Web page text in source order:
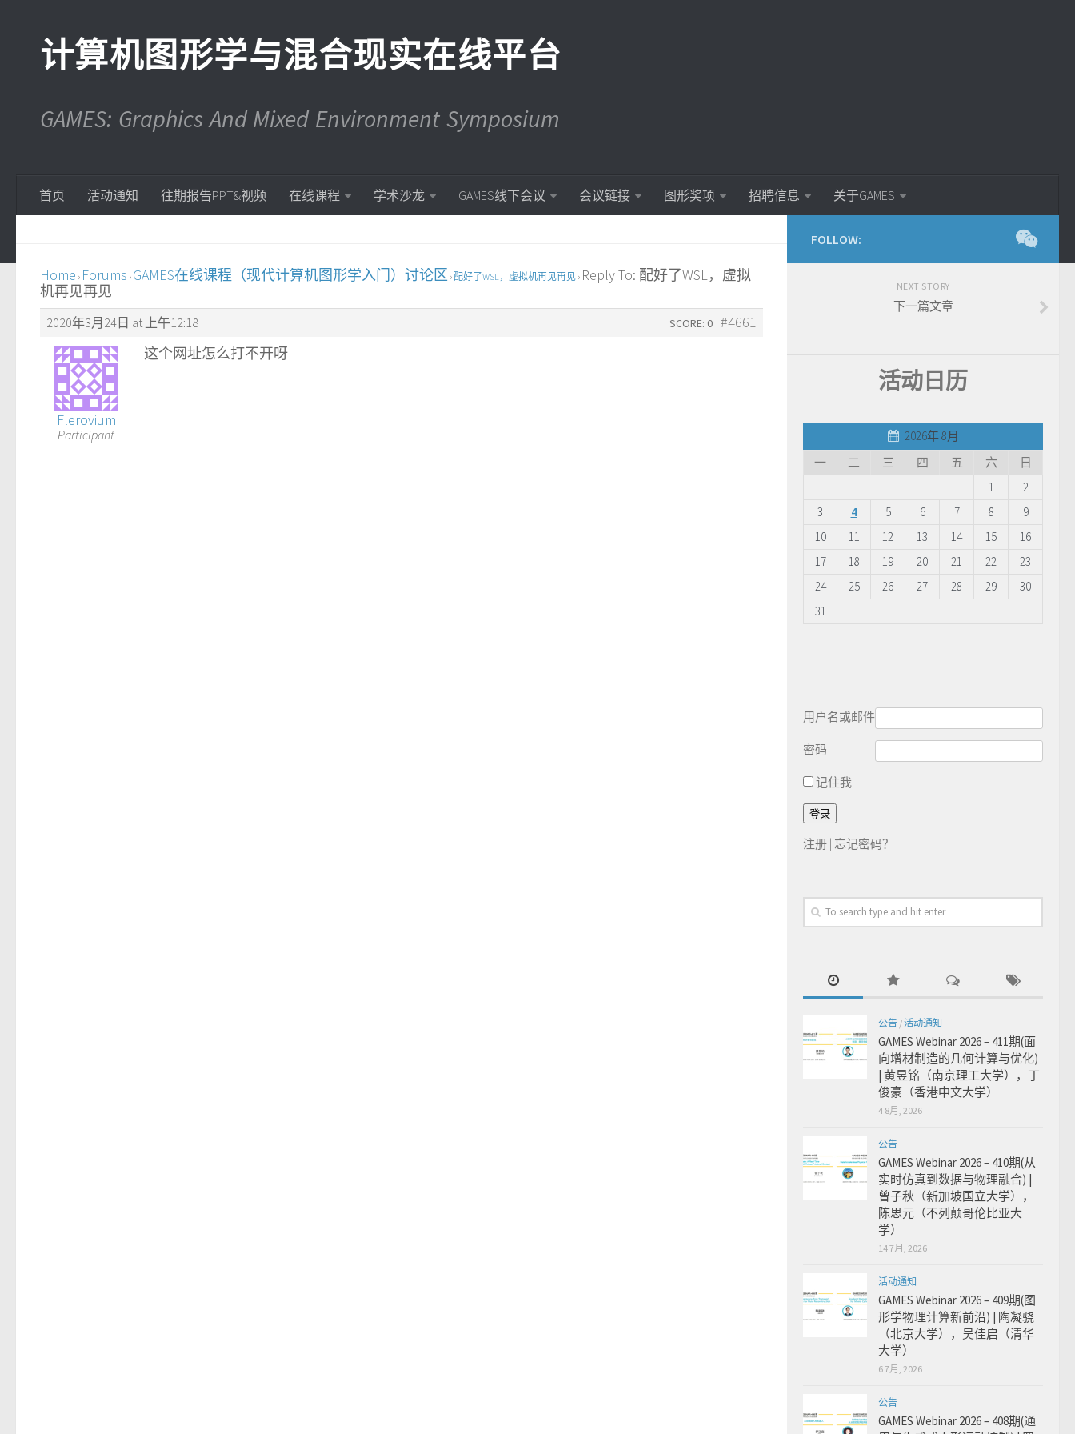
计算机图形学与混合现实在线平台
GAMES: Graphics And Mixed Environment Symposium
首页 活动通知 往期报告PPT&视频 在线课程 学术沙龙 GAMES线下会议 会议链接 图形奖项 招聘信息 关于GAMES
Home › Forums › GAMES在线课程（现代计算机图形学入门）讨论区 › 配好了WSL，虚拟机再见再见 › Reply To: 配好了WSL，虚拟
机再见再见
2020年3月24日 at 上午12:18 #4661
SCORE: 0
Flerovium
Participant
这个网址怎么打不开呀
FOLLOW:
NEXT STORY
下一篇文章
活动日历
2026年 8月
一
二 三 四 五 六
日
1
2
3
4 5 6 7 8
9
10
11 12 13 14 15
16
17
18 19 20 21 22
23
24
25 26 27 28 29
30
31
用户名或邮件
密码
记住我
注册 | 忘记密码？
公告 /活动通知
GAMES Webinar 2026 – 411期(面
向增材制造的几何计算与优化)
| 黄昱铭（南京理工大学），丁
俊豪（香港中文大学）
4 8月, 2026
公告
GAMES Webinar 2026 – 410期(从
实时仿真到数据与物理融合) |
曾子秋（新加坡国立大学），
陈思元（不列颠哥伦比亚大
学）
14 7月, 2026
活动通知
GAMES Webinar 2026 – 409期(图
形学物理计算新前沿) | 陶凝骁
（北京大学），吴佳启（清华
大学）
6 7月, 2026
公告
GAMES Webinar 2026 – 408期(通